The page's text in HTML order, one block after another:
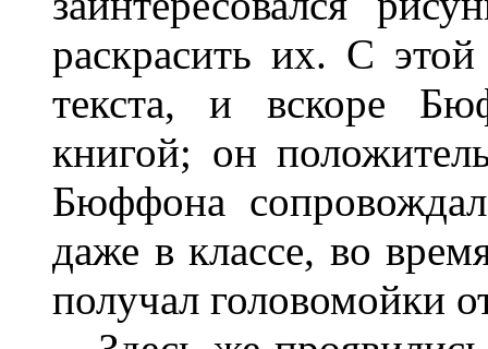
раскрасить их. С
текста, и вскоре
книгой; он
Бюффона
даже в классе, во
получал головомойки